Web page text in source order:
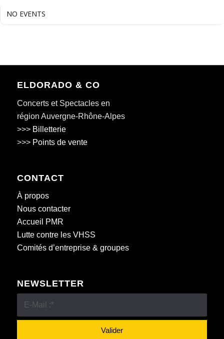
NO EVENTS
ELDORADO & CO
Concerts et Spectacles en
région Auvergne-Rhône-Alpes
>>> Billetterie
>>> Points de vente
CONTACT
À propos
Nous contacter
Accueil PMR
Lutte contre les VHSS
Comités d’entreprise & groupes
NEWSLETTER